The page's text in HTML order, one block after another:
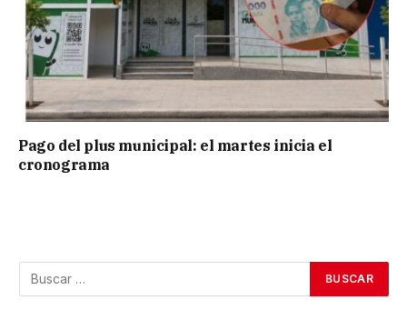
Pago del plus municipal: el martes inicia el
cronograma